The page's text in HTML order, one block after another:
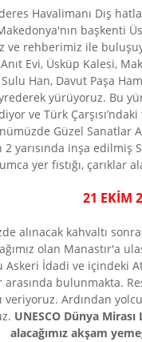
Havalimanı Dış
başkenti
ve rehberimiz ile
Evi, Üsküp Kalesi,
Sulu Han, Davut Paşa
yürüyoruz. Bu
ve Türk
Güzel Sanatlar
2 yarısında inşa
yer fıstığı, çarıklar
21 EKİM
alınacak kahvaltı
olan Manastır'a
İdadi ve içindeki
bulunmakta.
veriyoruz. Ardından
UNESCO Dünya Mirası
alacağımız akşam